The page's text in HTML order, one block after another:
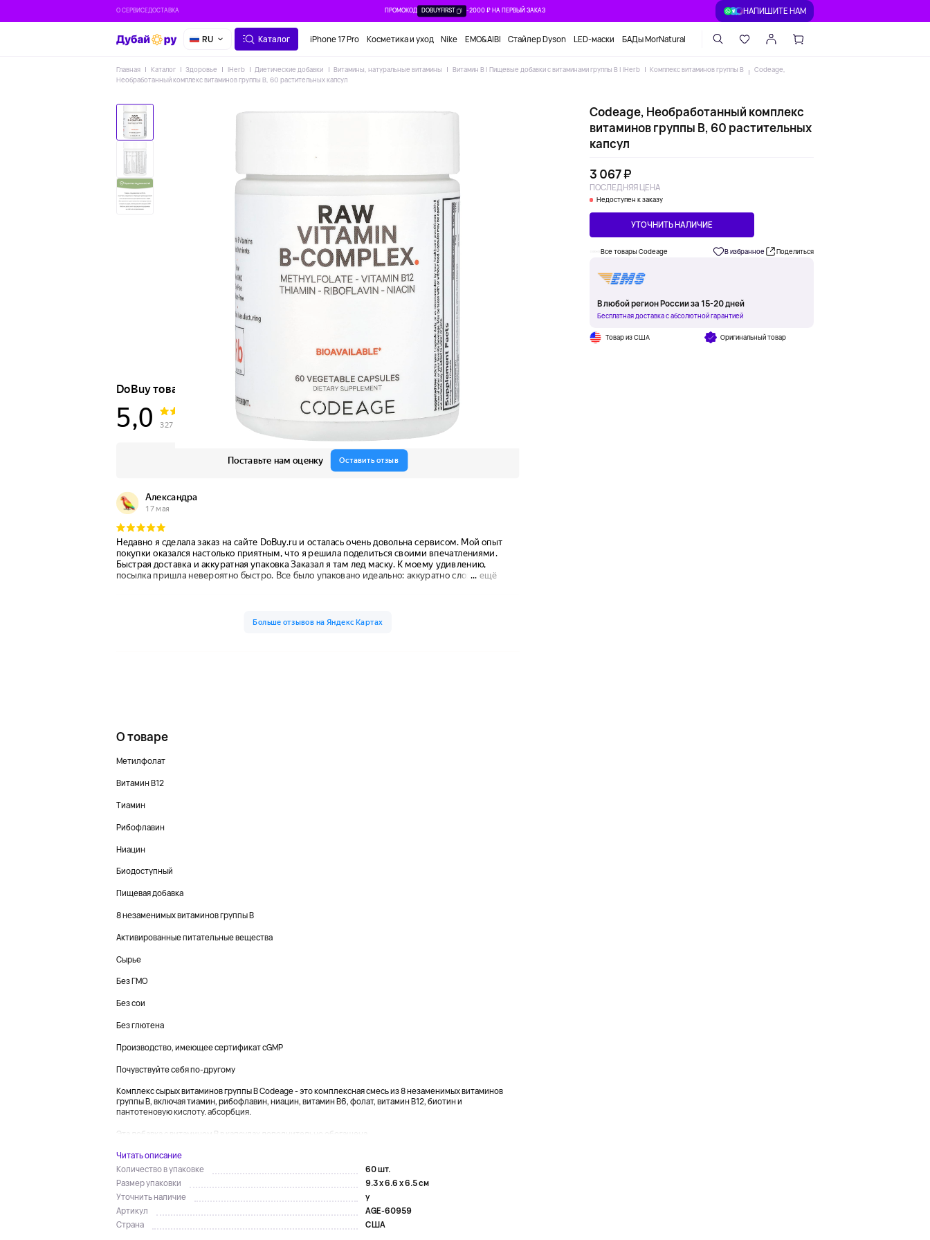
О СЕРВИСЕДОСТАВКА ПРОМОКОД DOBUYFIRST -2000 ₽ НА ПЕРВЫЙ ЗАКАЗ НАПИШИТЕ НАМ
RU Каталог iPhone 17 Pro Косметика и уход Nike EMO&AIBI Стайлер Dyson LED-маски БАДы MorNatural
Главная Каталог Здоровье IHerb Диетические добавки Витамины, натуральные витамины Витамин B | Пищевые добавки с витаминами группы B | iHerb Комплекс витаминов группы B
Codeage,
Необработанный комплекс витаминов группы B, 60 растительных капсул
Codeage, Необработанный комплекс
витаминов группы B, 60 растительных
капсул
3 067 ₽
ПОСЛЕДНЯЯ ЦЕНА
Недоступен к заказу
УТОЧНИТЬ НАЛИЧИЕ
Все товары Codeage В избранное Поделиться
В любой регион России за 15-20 дней
Бесплатная доставка с абсолютной гарантией
Товар из США Оригинальный товар
О товаре
Метилфолат
Витамин B12
Тиамин
Рибофлавин
Ниацин
Биодоступный
Пищевая добавка
8 незаменимых витаминов группы B
Активированные питательные вещества
Сырье
Без ГМО
Без сои
Без глютена
Производство, имеющее сертификат cGMP
Почувствуйте себя по-другому
Комплекс сырых витаминов группы B Codeage - это комплексная смесь из 8 незаменимых витаминов
группы B, включая тиамин, рибофлавин, ниацин, витамин B6, фолат, витамин B12, биотин и
пантотеновую кислоту. абсорбция.
Эта добавка с витамином B в капсулах дополнительно обогащена...
Читать описание
Количество в упаковке
60 шт.
Размер упаковки
9.3 x 6.6 x 6.5 см
Уточнить наличие
y
Артикул
AGE-60959
Страна
США